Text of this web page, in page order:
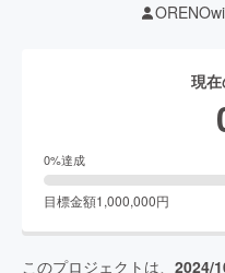
現
0%達成
目標金額1,000,000円
このプロジェクトは、 2024/